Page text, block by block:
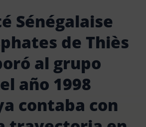
Sénégalaise
de Thiès
al grupo
año 1998
contaba con